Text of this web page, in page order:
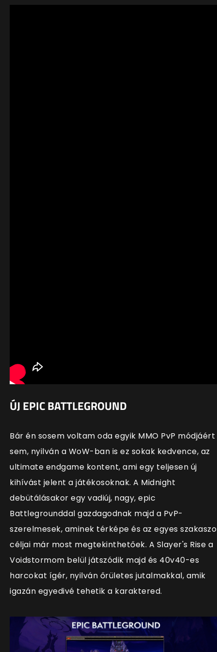
ÚJ EPIC BATTLEGROUND
Bár én sosem voltam oda egyik MMO PvP módjáért
sem, nyilván a WoW-ban is ez sokak kedvence, az
ultimate endgame kontent, ami egy teljesen új
kihívást jelent a játékosoknak. A Midnight
debütálásakor egy vadiúj, nagy, epic
Battlegrounddal gazdagodnak majd a PvP-
szerelmesek, aminek térképe és az egyes
céljai már most megtekinthetőek. A Slayer's Rise a
Voidstormom belül játszódik majd és 40v40-es
harcokat ígér, nyilván őrületes jutalmakkal, amik
igazán egyedivé tehetik a karaktered.